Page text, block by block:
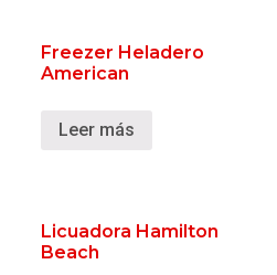
Freezer Heladero
American
Leer más
Licuadora Hamilton
Beach